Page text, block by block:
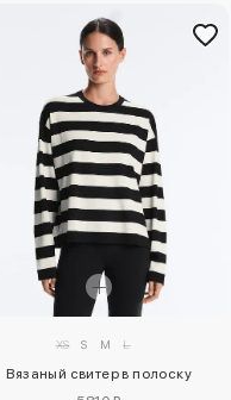
XS S M L
Вязаный свитер в полоску